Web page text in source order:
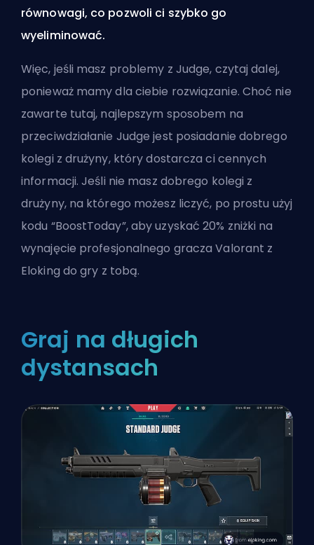
równowagi, co pozwoli ci szybko go
wyeliminować.
Więc, jeśli masz problemy z Judge, czytaj dalej,
ponieważ mamy dla ciebie rozwiązanie. Choć nie
zawarte tutaj, najlepszym sposobem na
przeciwdziałanie Judge jest posiadanie dobrego
kolegi z drużyny, który dostarcza ci cennych
informacji. Jeśli nie masz dobrego kolegi z
drużyny, na którego możesz liczyć, po prostu użyj
kodu “BoostToday”, aby uzyskać 20% zniżki na
wynajęcie profesjonalnego gracza Valorant z
Eloking do gry z tobą.
Graj na długich
dystansach